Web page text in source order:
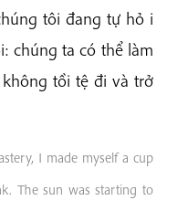
tôi đang tự hỏ i
chúng ta có thể làm
tồi tệ đi và trở
I made myself a cup
The sun was starting to